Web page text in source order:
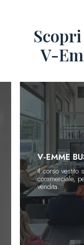
V-
V-EMME
Progettato per
retail!